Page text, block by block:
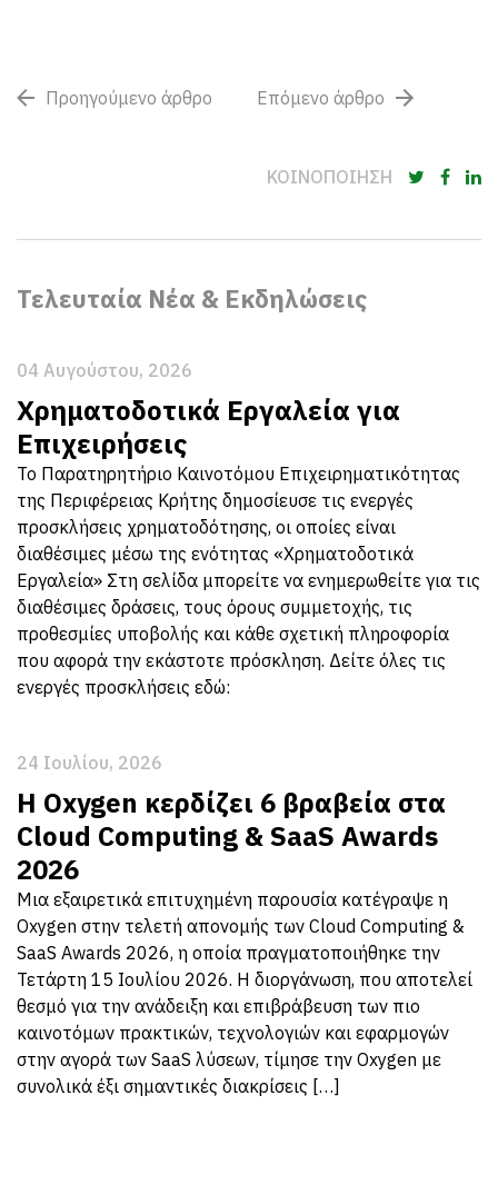
Προηγούμενο άρθρο Επόμενο άρθρο
ΚΟΙΝΟΠΟΙΗΣΗ
Τελευταία Νέα & Εκδηλώσεις
04 Αυγούστου, 2026
Χρηματοδοτικά Εργαλεία για
Επιχειρήσεις
Το Παρατηρητήριο Καινοτόμου Επιχειρηματικότητας
της Περιφέρειας Κρήτης δημοσίευσε τις ενεργές
προσκλήσεις χρηματοδότησης, οι οποίες είναι
διαθέσιμες μέσω της ενότητας «Χρηματοδοτικά
Εργαλεία» Στη σελίδα μπορείτε να ενημερωθείτε για τις
διαθέσιμες δράσεις, τους όρους συμμετοχής, τις
προθεσμίες υποβολής και κάθε σχετική πληροφορία
που αφορά την εκάστοτε πρόσκληση. Δείτε όλες τις
ενεργές προσκλήσεις εδώ:
24 Ιουλίου, 2026
Η Oxygen κερδίζει 6 βραβεία στα
Cloud Computing & SaaS Awards
2026
Μια εξαιρετικά επιτυχημένη παρουσία κατέγραψε η
Oxygen στην τελετή απονομής των Cloud Computing &
SaaS Awards 2026, η οποία πραγματοποιήθηκε την
Τετάρτη 15 Ιουλίου 2026. Η διοργάνωση, που αποτελεί
θεσμό για την ανάδειξη και επιβράβευση των πιο
καινοτόμων πρακτικών, τεχνολογιών και εφαρμογών
στην αγορά των SaaS λύσεων, τίμησε την Oxygen με
συνολικά έξι σημαντικές διακρίσεις […]